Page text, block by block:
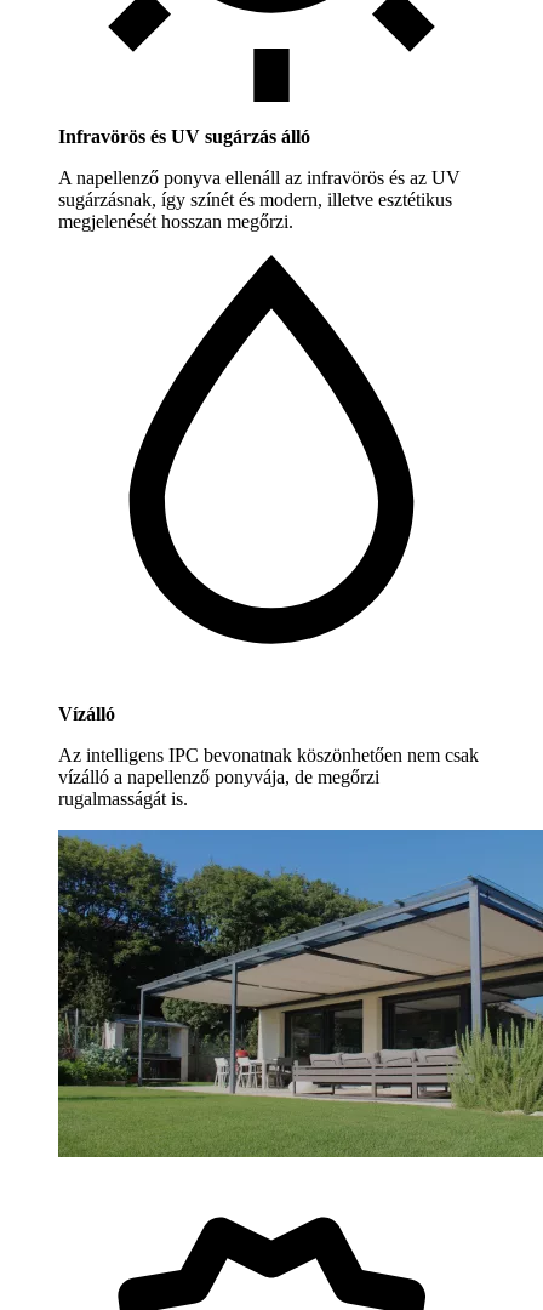
Infravörös és UV sugárzás álló
A napellenző ponyva ellenáll az infravörös és az UV
sugárzásnak, így színét és modern, illetve esztétikus
megjelenését hosszan megőrzi.
Vízálló
Az intelligens IPC bevonatnak köszönhetően nem csak
vízálló a napellenző ponyvája, de megőrzi
rugalmasságát is.